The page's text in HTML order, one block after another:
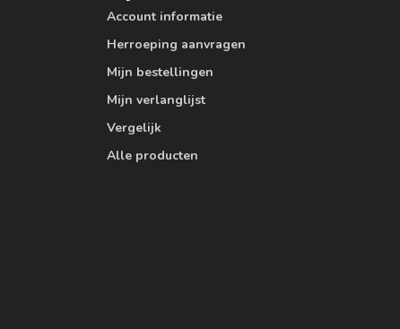
Account informatie
Herroeping aanvragen
Mijn bestellingen
Mijn verlanglijst
Vergelijk
Alle producten